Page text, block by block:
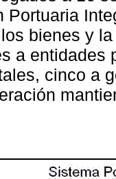
Portuaria
bienes y
a entidades
cinco a